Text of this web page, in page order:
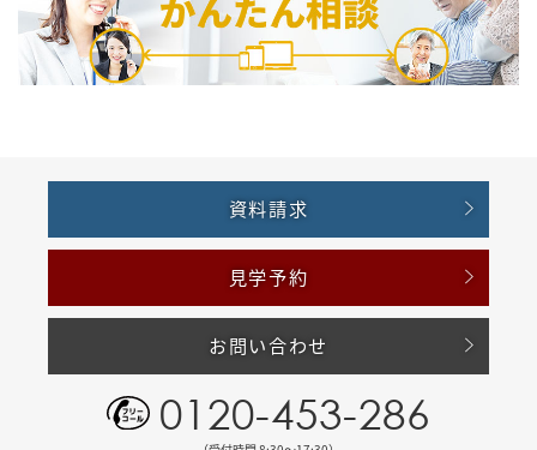
資料請求
見学予約
お問い合わせ
0120-453-286